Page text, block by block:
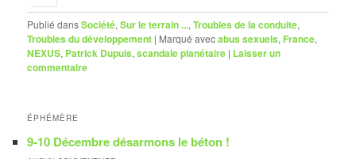
Publié dansSociété,Sur le terrain ...,Troubles de la conduite,
Troubles du développement | Marqué avecabus sexuels, France,
NEXUS, Patrick Dupuis,scandale planétaire | Laisser un
commentaire
ÉPHÉMÈRE
9-10 Décembre désarmons le béton !